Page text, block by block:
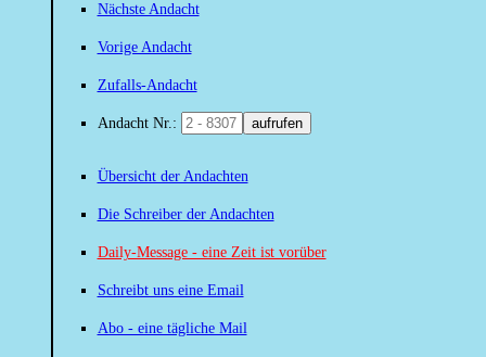
Nächste Andacht
Vorige Andacht
Zufalls-Andacht
Andacht Nr.: aufrufen
Übersicht der Andachten
Die Schreiber der Andachten
Daily-Message - eine Zeit ist vorüber
Schreibt uns eine Email
Abo - eine tägliche Mail